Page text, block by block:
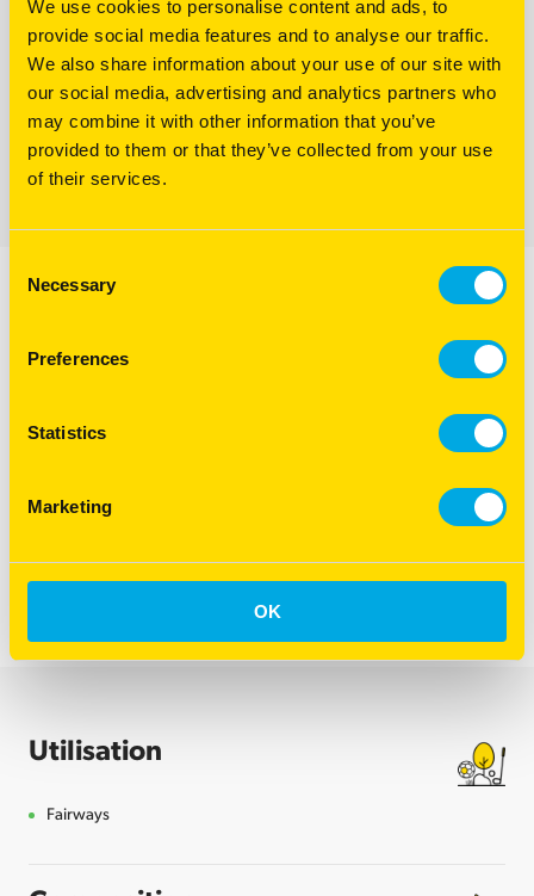
We use cookies to personalise content and ads, to
provide social media features and to analyse our traffic.
We also share information about your use of our site with
our social media, advertising and analytics partners who
may combine it with other information that you’ve
provided to them or that they’ve collected from your use
of their services.
Selection
Necessary
Preferences
Statistics
Marketing
OK
Fin et dense
Bon comportement hivernal
TÉLÉCHARGER LA FICHE TECHNIQUE
HT
Utilisation
Fairways